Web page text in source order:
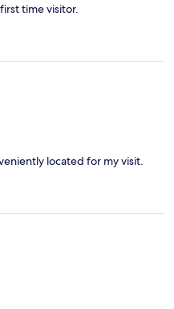
time visitor.
located for my visit.